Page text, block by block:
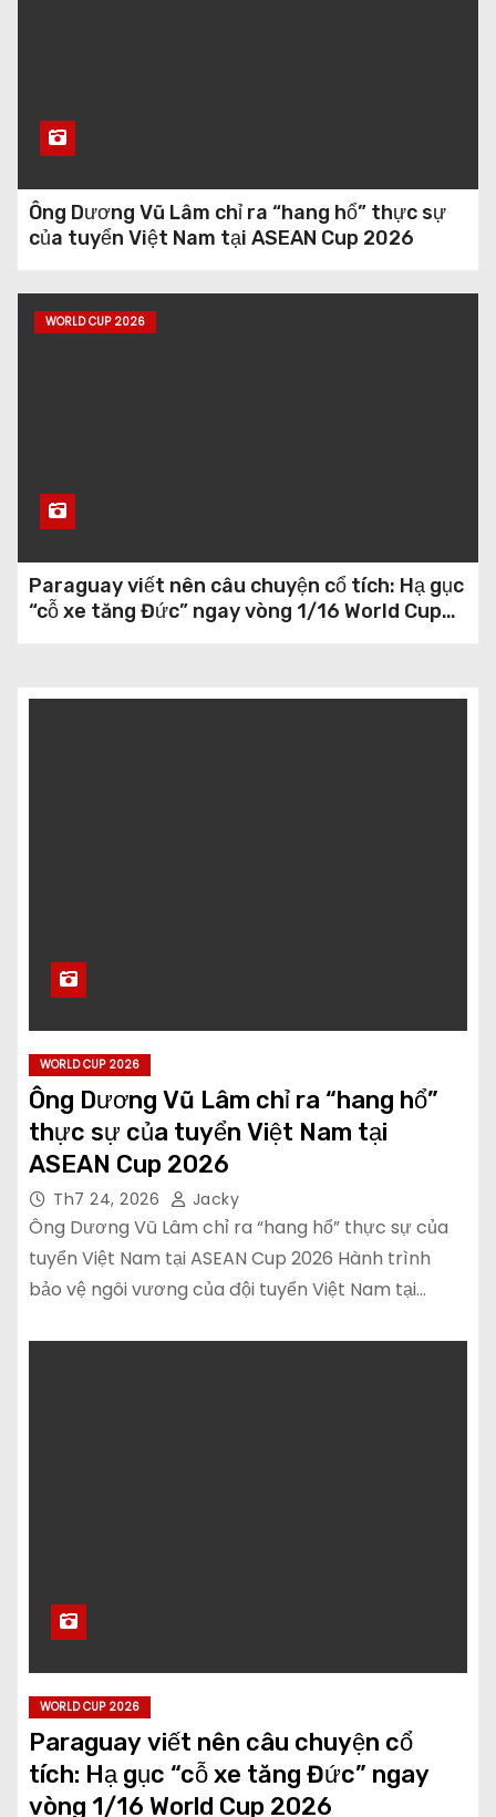
Ông Dương Vũ Lâm chỉ ra “hang hổ” thực sự
của tuyển Việt Nam tại ASEAN Cup 2026
WORLD CUP 2026
Paraguay viết nên câu chuyện cổ tích: Hạ gục
“cỗ xe tăng Đức” ngay vòng 1/16 World Cup
WORLD CUP 2026
Ông Dương Vũ Lâm chỉ ra “hang hổ”
thực sự của tuyển Việt Nam tại
ASEAN Cup 2026
Th7 24, 2026 Jacky
Ông Dương Vũ Lâm chỉ ra “hang hổ” thực sự của
tuyển Việt Nam tại ASEAN Cup 2026 Hành trình
bảo vệ ngôi vương của đội tuyển Việt Nam tại…
WORLD CUP 2026
Paraguay viết nên câu chuyện cổ
tích: Hạ gục “cỗ xe tăng Đức” ngay
vòng 1/16 World Cup 2026